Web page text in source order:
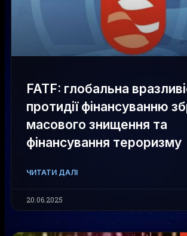
FATF: глобальна
протидії фінансуванню
масового знищення та
фінансування тероризму
ЧИТАТИ ДАЛІ
20.06.2025